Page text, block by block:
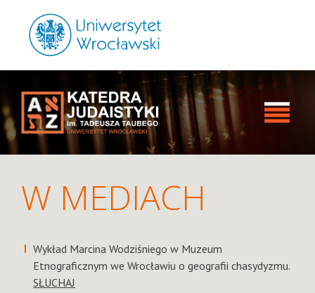
W MEDIACH
Wykład Marcina Wodziśniego w Muzeum
Etnograficznym we Wrocławiu o geografii chasydyzmu.
SŁUCHAJ